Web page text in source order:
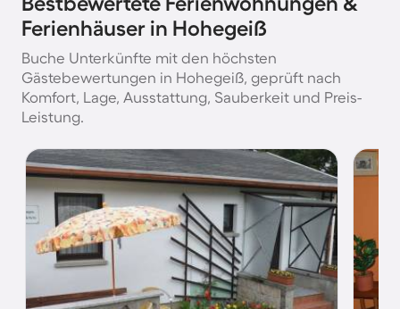
Ferienhäuser in Hohegeiß
Buche Unterkünfte mit den höchsten
Gästebewertungen in Hohegeiß, geprüft nach
Komfort, Lage, Ausstattung, Sauberkeit und Preis-
Leistung.